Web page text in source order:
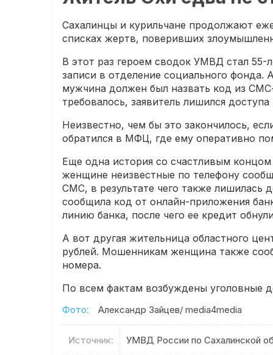
Сахалинцы и курильчане продолжают
списках жертв, поверивших
В этот раз героем сводок УМВД стал 55-
записи в отделение социального фонда.
мужчина должен был назвать код из
требовалось, заявитель лишился
Неизвестно, чем бы это закончилось,
обратился в МФЦ, где ему оперативно
Еще одна история со счастливым
женщине неизвестные по телефону
СМС, в результате чего также лишилась
сообщила код от онлайн-приложения
линию банка, после чего ее кредит
А вот другая жительница областного
рублей. Мошенникам женщина также
номера.
По всем фактам возбуждены уголовные
Фото: Александр Зайцев/ media4media
Источник: УМВД России по Сахалинской